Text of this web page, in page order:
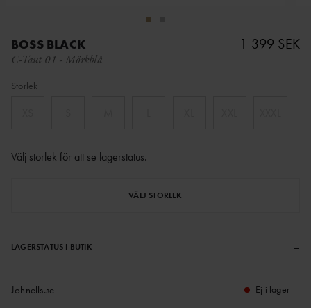
BOSS BLACK
C-Taut 01 - Mörkblå
1 399 SEK
Storlek
Välj storlek för att se lagerstatus.
VÄLJ STORLEK
LAGERSTATUS I BUTIK –
Johnells.se Ej i lager